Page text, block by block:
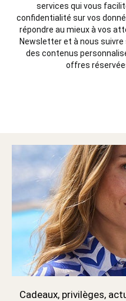
services qui vous
confidentialité sur vos
répondre au mieux à vos
Newsletter et à nous
des contenus
offres
Cadeaux, privilèges,